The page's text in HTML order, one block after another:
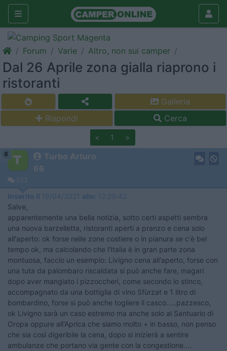
Forum Varie Altro, non sui camper
Dal 26 Aprile zona gialla riaprono i
ristoranti
Galleria
Rispondi
Cerca
< 1 >
8
Turbo Arturo
66
233
Inserito il 18/04/2021 alle: 12:29:42
Salve,
apparentemente una bella notizia, sotto certi aspetti sembra
una nuova barzelletta, ristoranti aperti a pranzo e cena solo
all'aperto: ok forse nelle zone costiere o in pianura se c'è bel
tempo ok, ma calcolando che l'Italia è in gran parte zona
montuosa, faccio un esempio: Livigno cena all'aperto, forse con
una tuta da palombaro riscaldata si può anche fare, magari
dopo aver mangiato i pizzoccheri, come secondo lo stinco,
accompagnato da una bottiglia di vino Sfùrzat e 1 litro di
bombardino, forse si può anche togliere il casco.....pazzesco,
ok Livigno sarà un caso estremo ma anche solo al Santuario di
Oropa oppure all'Aprica che siamo molto + in basso, non penso
che sia così digeribile la cena, dopo si inizierà a sentire
ambulanze che portano via gente con la congestione....